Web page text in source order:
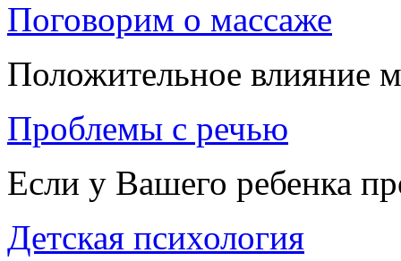
Поговорим о массаже
Положительное влияние
Проблемы с речью
Если у Вашего ребенка
Детская психология